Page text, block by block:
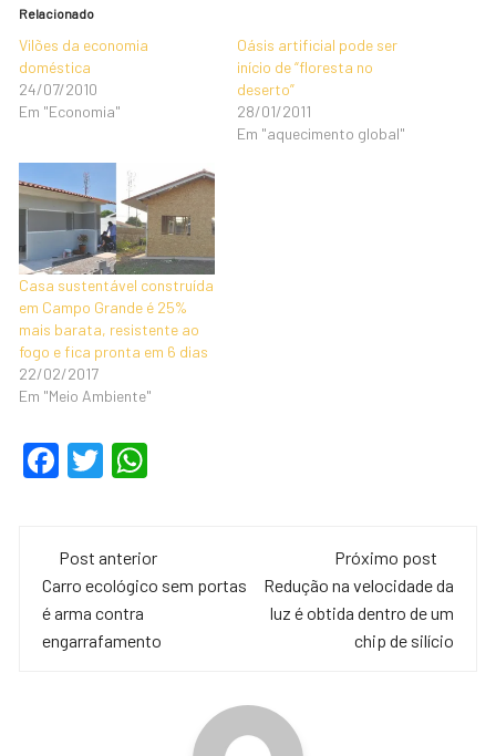
Relacionado
Vilões da economia
doméstica
24/07/2010
Em "Economia"
Oásis artificial pode ser
início de “floresta no
deserto”
28/01/2011
Em "aquecimento global"
Casa sustentável construída
em Campo Grande é 25%
mais barata, resistente ao
fogo e fica pronta em 6 dias
22/02/2017
Em "Meio Ambiente"
F
e
b
o
T
er s
A
p
Navegação
de
post
Post anterior
Carro ecológico sem portas
é arma contra
engarrafamento
Próximo post
Redução na velocidade da
luz é obtida dentro de um
chip de silício